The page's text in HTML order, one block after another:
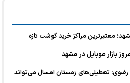
معتبرترین مراکز خرید گوشت تازه
بازار موبایل در مشهد
تعطیلی‌های زمستان امسال می‌تواند